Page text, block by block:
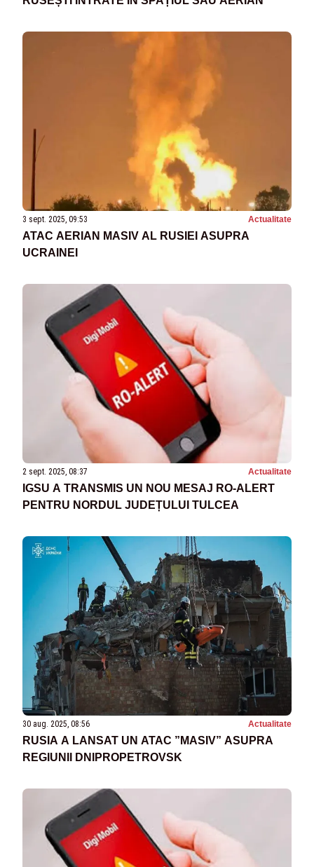
3 sept. 2025, 09:53 Actualitate
ATAC AERIAN MASIV AL RUSIEI ASUPRA
UCRAINEI
2 sept. 2025, 08:37 Actualitate
IGSU A TRANSMIS UN NOU MESAJ RO-ALERT
PENTRU NORDUL JUDEȚULUI TULCEA
30 aug. 2025, 08:56 Actualitate
RUSIA A LANSAT UN ATAC ”MASIV” ASUPRA
REGIUNII DNIPROPETROVSK